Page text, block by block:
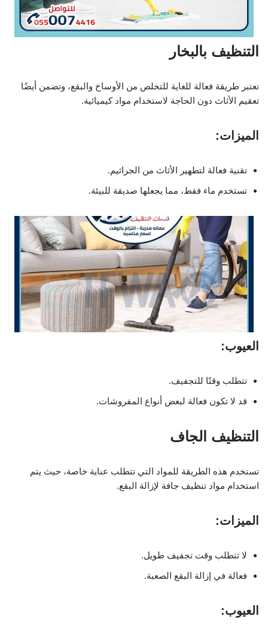
التنظيف بالبخار
تعتبر طريقة فعالة للغاية للتخلص من الأوساخ والبقع، وتضمن أيضًا
تعقيم الأثاث دون الحاجة لاستخدام مواد كيميائية.
الميزات:
تقنية فعالة لتطهير الأثاث من الجراثيم.
تستخدم ماء فقط، مما يجعلها صديقة للبيئة.
العيوب:
تتطلب وقتًا للتجفيف.
قد لا تكون فعالة لبعض أنواع المفروشات.
التنظيف الجاف
تستخدم هذه الطريقة للمواد التي تتطلب عناية خاصة، حيث يتم
استخدام مواد تنظيف جافة لإزالة البقع.
الميزات:
لا تتطلب وقت تجفيف طويل.
فعالة في إزالة البقع الصعبة.
العيوب: